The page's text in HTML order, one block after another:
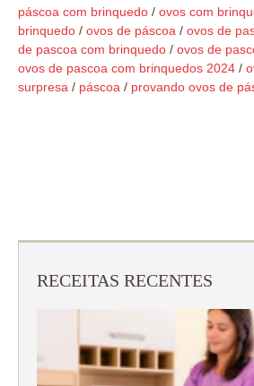
páscoa com brinquedo / ovos com
brinquedo / ovos de páscoa / ovos de
de pascoa com brinquedo / ovos de
ovos de pascoa com brinquedos 2024 /
surpresa / páscoa / provando ovos de
RECEITAS RECENTES